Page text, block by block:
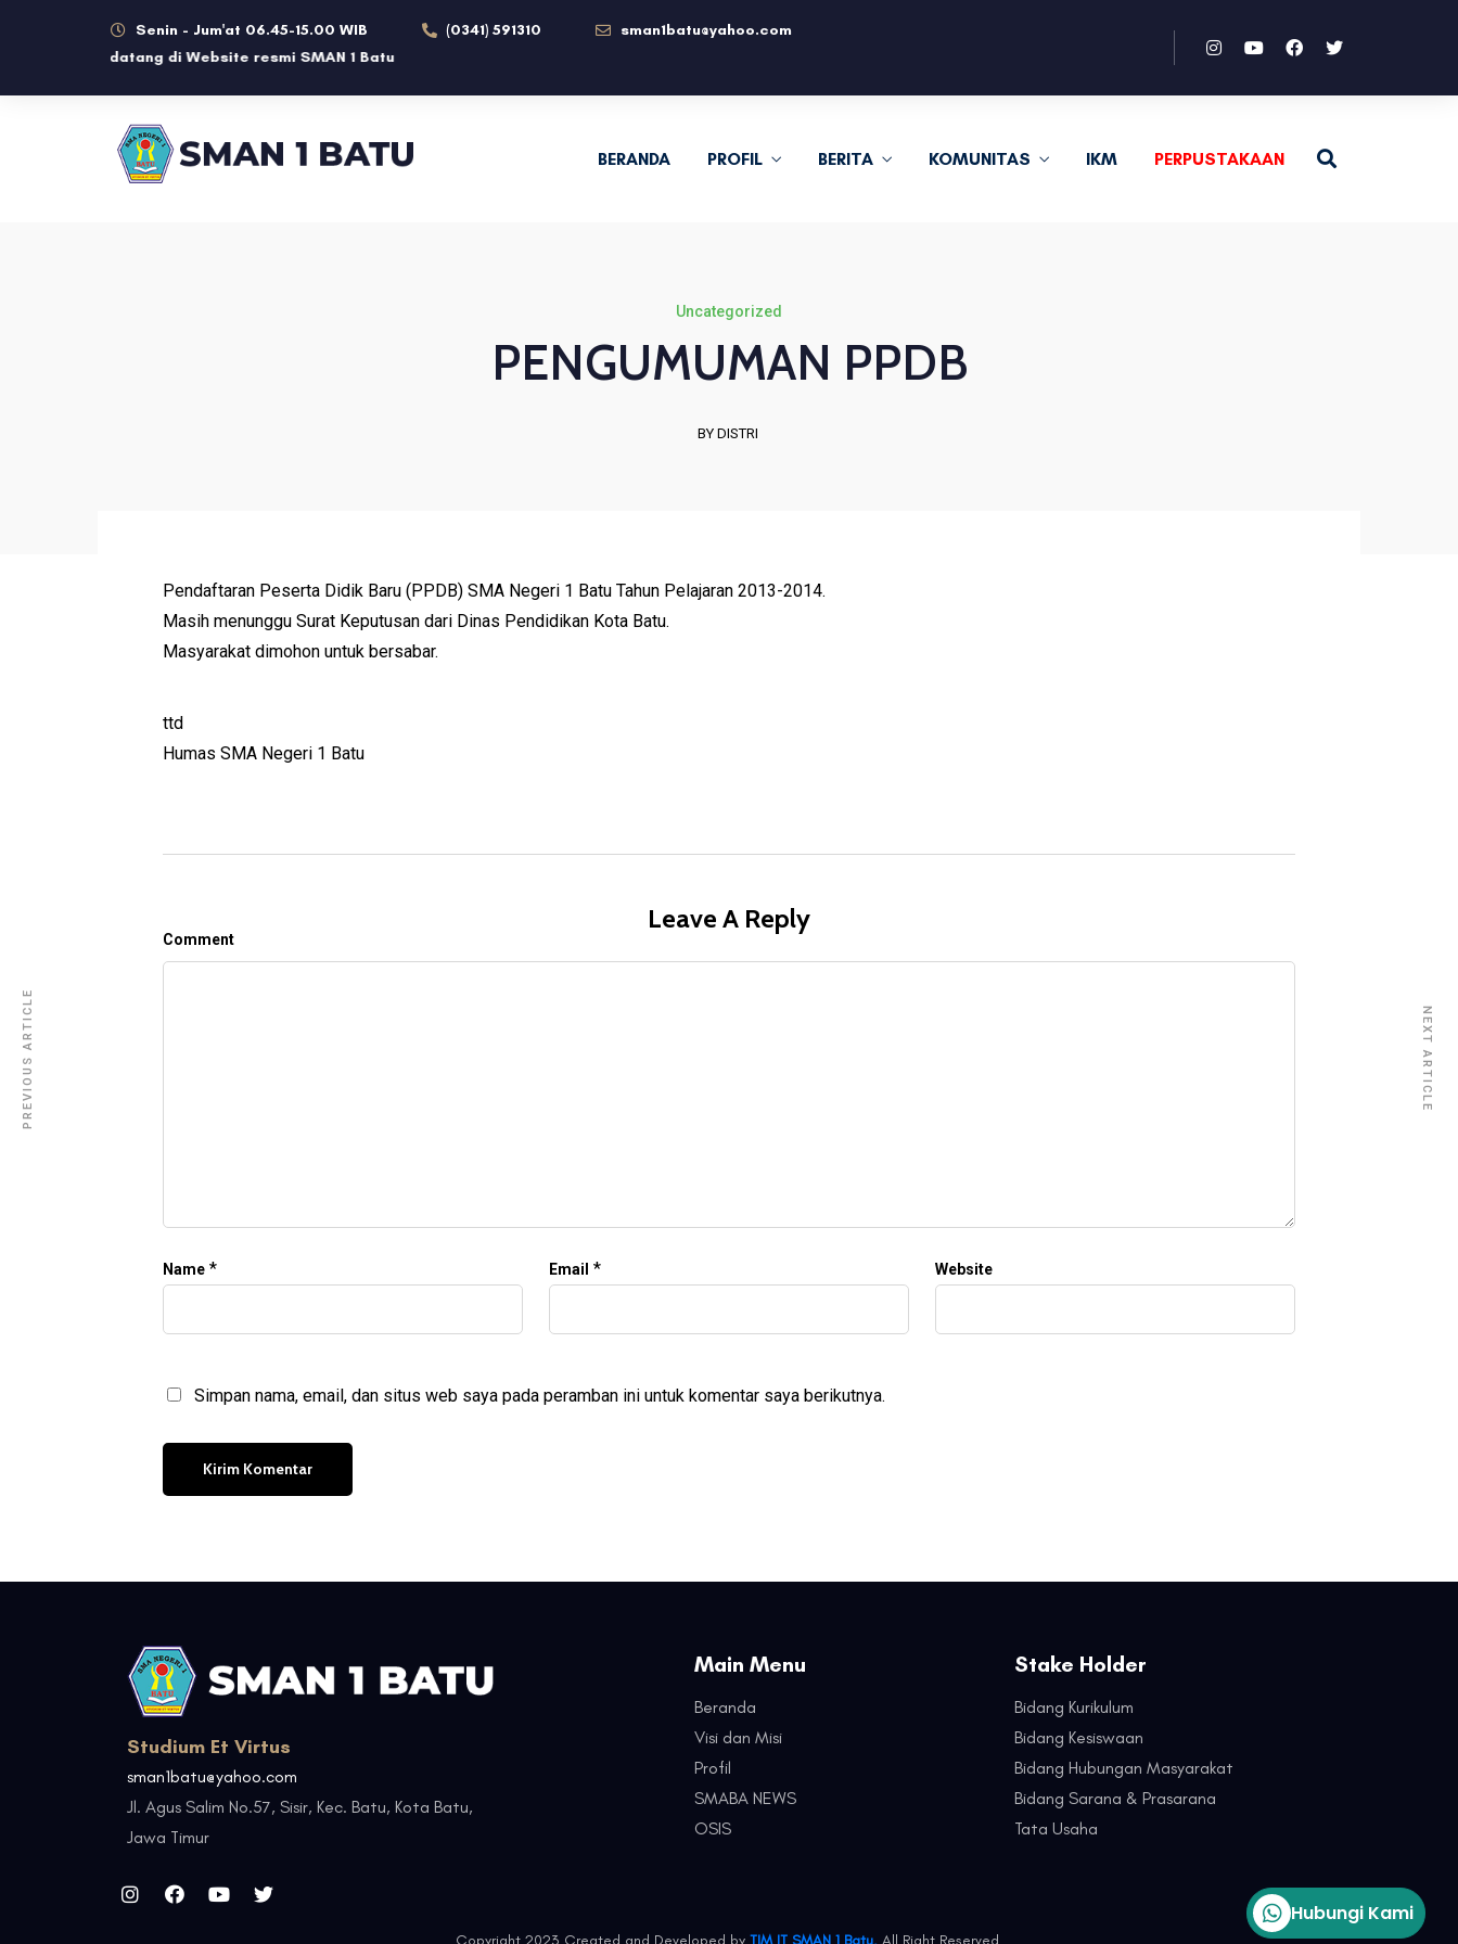
Senin - Jum'at 06.45-15.00 WIB (0341) 591310
sman1batu@yahoo.com
Selamat datang di Website resmi SMAN 1 Batu
BERANDA PROFIL BERITA KOMUNITAS IKM PERPUSTAKAAN
Uncategorized
PENGUMUMAN PPDB
BY DISTRI
Pendaftaran Peserta Didik Baru (PPDB) SMA Negeri 1 Batu Tahun Pelajaran 2013-2014.
Masih menunggu Surat Keputusan dari Dinas Pendidikan Kota Batu.
Masyarakat dimohon untuk bersabar.
ttd
Humas SMA Negeri 1 Batu
Leave A Reply
Comment
Name * Email * Website
Simpan nama, email, dan situs web saya pada peramban ini untuk komentar saya berikutnya.
PREVIOUS ARTICLE NEXT ARTICLE
Studium Et Virtus
sman1batu@yahoo.com
Jl. Agus Salim No.57, Sisir, Kec. Batu, Kota Batu,
Jawa Timur
Main Menu
Beranda
Visi dan Misi
Profil
SMABA NEWS
OSIS
Stake Holder
Bidang Kurikulum
Bidang Kesiswaan
Bidang Hubungan Masyarakat
Bidang Sarana & Prasarana
Tata Usaha
Hubungi Kami